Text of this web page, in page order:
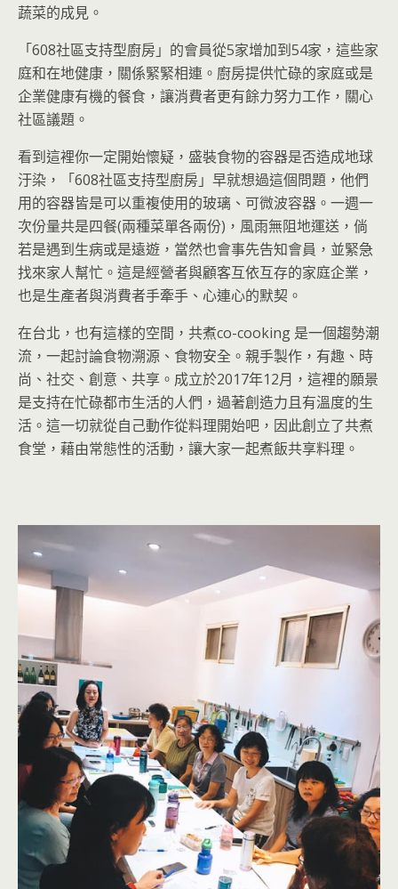
蔬菜的成見。
「608社區支持型廚房」的會員從5家增加到54家，這些家
庭和在地健康，關係緊緊相連。廚房提供忙碌的家庭或是
企業健康有機的餐食，讓消費者更有餘力努力工作，關心
社區議題。
看到這裡你一定開始懷疑，盛裝食物的容器是否造成地球
汙染，「608社區支持型廚房」早就想過這個問題，他們
用的容器皆是可以重複使用的玻璃、可微波容器。一週一
次份量共是四餐(兩種菜單各兩份)，風雨無阻地運送，倘
若是遇到生病或是遠遊，當然也會事先告知會員，並緊急
找來家人幫忙。這是經營者與顧客互依互存的家庭企業，
也是生產者與消費者手牽手、心連心的默契。
在台北，也有這樣的空間，共煮co-cooking 是一個趨勢潮
流，一起討論食物溯源、食物安全。親手製作，有趣、時
尚、社交、創意、共享。成立於2017年12月，這裡的願景
是支持在忙碌都市生活的人們，過著創造力且有溫度的生
活。這一切就從自己動作從料理開始吧，因此創立了共煮
食堂，藉由常態性的活動，讓大家一起煮飯共享料理。